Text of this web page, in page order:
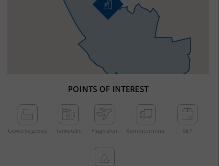
POINTS OF INTEREST
Gewerbe­gebiet Tankstelle Flughafen Kombi­terminal KEP